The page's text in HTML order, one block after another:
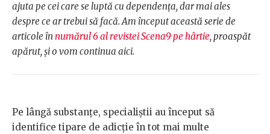
ajuta pe cei care se luptă cu dependența, dar mai ales
despre ce ar trebui să facă. Am început această serie de
articole în numărul 6 al revistei Scena9 pe hârtie, proaspăt
apărut, și o vom continua aici.
Pe lângă substanțe, specialiștii au început să
identifice tipare de adicție în tot mai multe